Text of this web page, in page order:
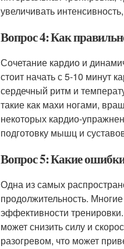
увеличивать
Вопрос 4: Как
Сочетание кардио и
стоит начать с 5-10 минут
сердечный ритм и
такие как махи ногами,
некоторых кардио-
подготовку мышц и
Вопрос 5: Какие
Одна из самых
продолжительность.
эффективности
может снизить силу и
разогревом, что может